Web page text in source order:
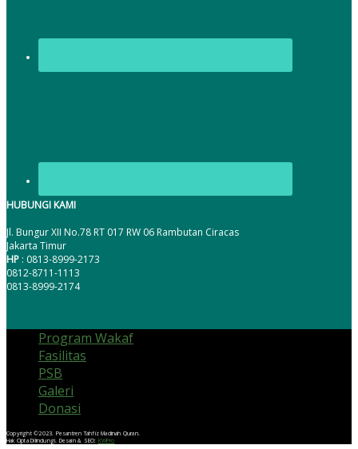
HUBUNGI KAMI
Jl. Bungur XII No.78 RT 017 RW 06 Rambutan Ciracas
Jakarta Timur
HP : 0813-8999-2173
0812-8711-1113
0813-8999-2174
Program Wakaf
Fasilitas
PSB
Galeri
Donasi
Copyright ©2023. Pesantren Tahfiz Madinah Quran.
Hak Cipta Dilindungi. Desain & SEO: KWPro